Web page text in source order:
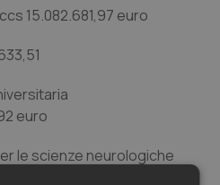
15.082.681,97 euro
euro
le scienze neurologiche